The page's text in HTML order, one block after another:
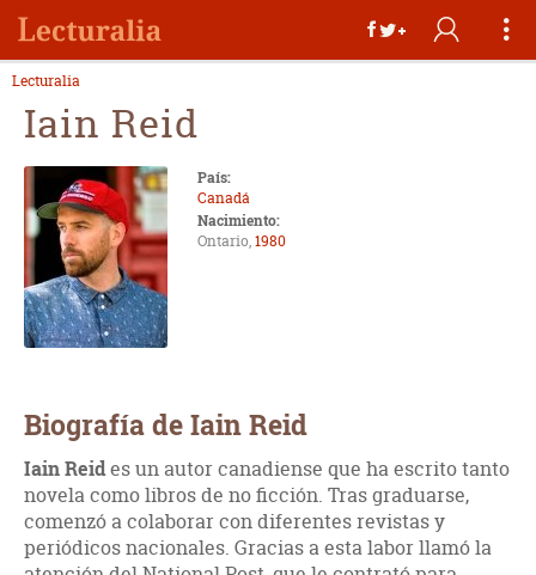
Lecturalia
Iain Reid
País:
Canadá
Nacimiento:
Ontario,1980
Biografía de Iain Reid
Iain Reides un autor canadiense que ha escrito tanto
novela como libros de no ficción. Tras graduarse,
comenzó a colaborar con diferentes revistas y
periódicos nacionales. Gracias a esta labor llamó la